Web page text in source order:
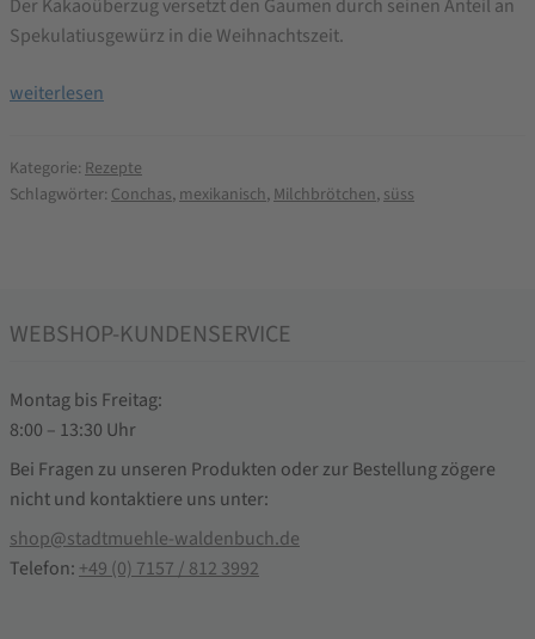
Der Kakaoüberzug versetzt den Gaumen durch seinen Anteil an
Spekulatiusgewürz in die Weihnachtszeit.
Conchas
weiterlesen
Kategorie: Rezepte
Schlagwörter: Conchas,mexikanisch,Milchbrötchen,süss
WEBSHOP-KUNDENSERVICE
Montag bis Freitag:
8:00 – 13:30 Uhr
Bei Fragen zu unseren Produkten oder zur Bestellung zögere
nicht und kontaktiere uns unter:
shop@stadtmuehle-waldenbuch.de
Telefon: +49 (0) 7157 / 812 3992